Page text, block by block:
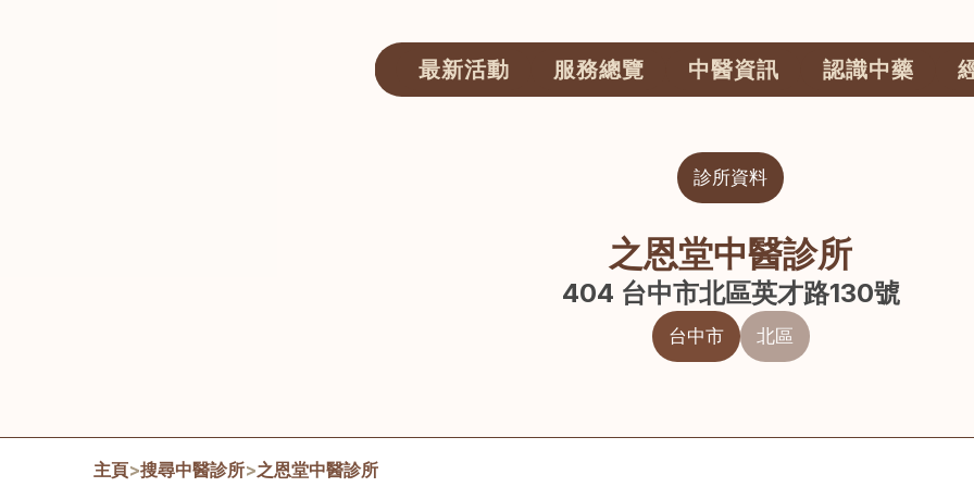
最新活動 服務總覽 中醫資訊 認識中藥
診所資料
之恩堂中醫診所
404 台中市北區英才路130號
台中市 北區
主頁>搜尋中醫診所>之恩堂中醫診所